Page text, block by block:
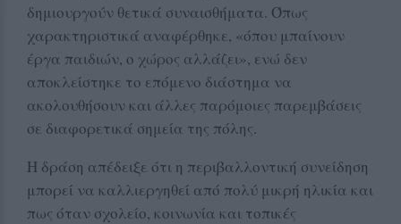
δημιουργούν θετικά συναισθήματα. Όπως
χαρακτηριστικά αναφέρθηκε, «όπου μπαίνουν
έργα παιδιών, ο χώρος αλλάζει», ενώ δεν
αποκλείστηκε το επόμενο διάστημα να
ακολουθήσουν και άλλες παρόμοιες παρεμβάσεις
σε διαφορετικά σημεία της πόλης.
Η δράση απέδειξε ότι η περιβαλλοντική συνείδηση
μπορεί να καλλιεργηθεί από πολύ μικρή ηλικία και
πως όταν σχολείο, κοινωνία και τοπικές